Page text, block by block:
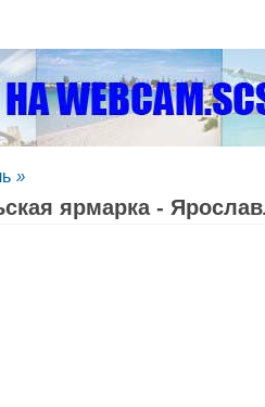
»
ярмарка -